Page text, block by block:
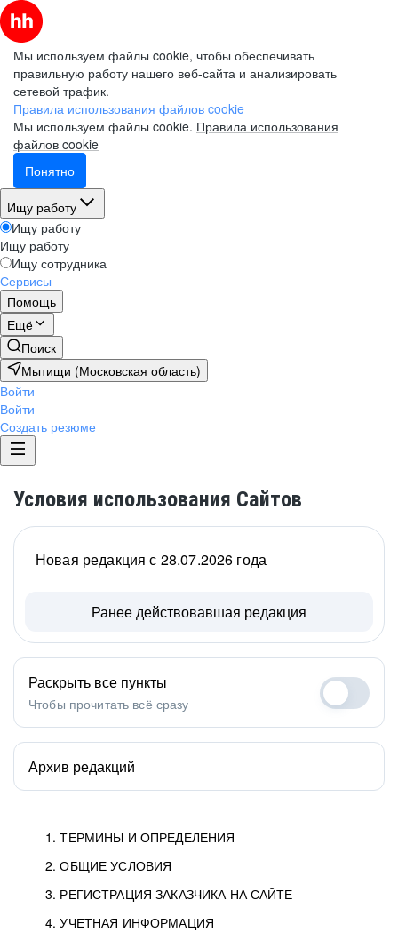
Мы используем файлы cookie, чтобы обеспечивать
правильную работу нашего веб-сайта и анализировать
сетевой трафик.
Правила использования файлов cookie
Мы используем файлы cookie. Правила использования
файлов cookie
Понятно
Ищу работу
Ищу работу
Ищу работу
Ищу сотрудника
Сервисы
Помощь
Ещё
Поиск
Мытищи (Московская область)
Войти
Войти
Создать резюме
Условия использования Сайтов
1. ТЕРМИНЫ И ОПРЕДЕЛЕНИЯ
2. ОБЩИЕ УСЛОВИЯ
3. РЕГИСТРАЦИЯ ЗАКАЗЧИКА НА САЙТЕ
4. УЧЕТНАЯ ИНФОРМАЦИЯ
Новая редакция с 28.07.2026 года
Ранее действовавшая редакция
Раскрыть все пункты
Чтобы прочитать всё сразу
Архив редакций